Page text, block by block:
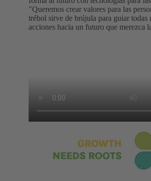
"Queremos crear valores para las
trébol sirve de brújula para guiar todas
acciones hacia un futuro que merezca